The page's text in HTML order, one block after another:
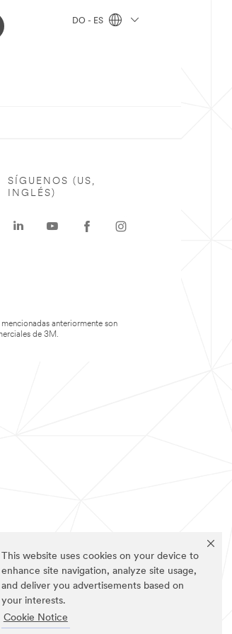
This website uses cookies on your device to
enhance site navigation, analyze site usage,
and deliver you advertisements based on
your interests.
Cookie Notice
DO - ES
SÍGUENOS (US,
INGLÉS)
mencionadas anteriormente son
de 3M.